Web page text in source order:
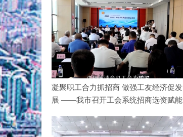
凝聚职工合力抓招商 做强工友经济促发
展 ——我市召开工会系统招商选资赋能